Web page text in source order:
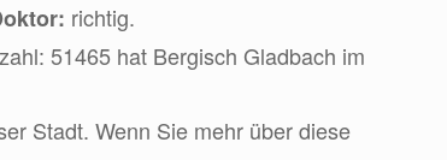
richtig.
51465 hat Bergisch Gladbach im
Stadt. Wenn Sie mehr über diese